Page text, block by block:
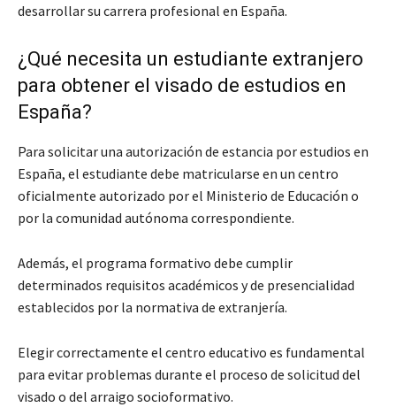
desarrollar su carrera profesional en España.
¿Qué necesita un estudiante extranjero
para obtener el visado de estudios en
España?
Para solicitar una autorización de estancia por estudios en
España, el estudiante debe matricularse en un centro
oficialmente autorizado por el Ministerio de Educación o
por la comunidad autónoma correspondiente.
Además, el programa formativo debe cumplir
determinados requisitos académicos y de presencialidad
establecidos por la normativa de extranjería.
Elegir correctamente el centro educativo es fundamental
para evitar problemas durante el proceso de solicitud del
visado o del arraigo socioformativo.